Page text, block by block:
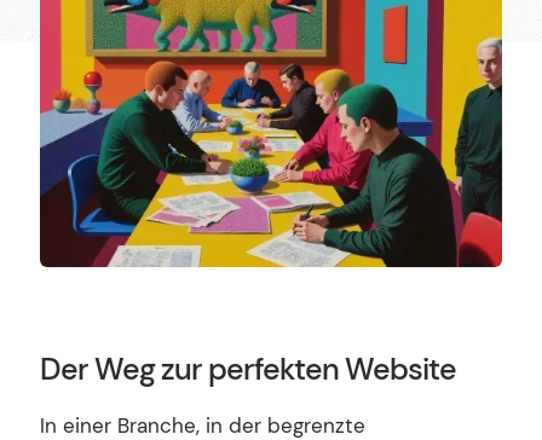
English
Wir sind Halbstark, die Agentur für Webdesign,
Shopify und Webflow.
©2017-2026 · Made with Love in Stuttgart
Der Weg zur perfekten Website
In einer Branche, in der begrenzte